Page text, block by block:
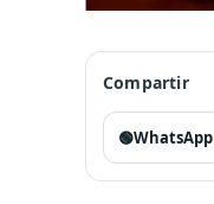
Compartir
🟢WhatsApp